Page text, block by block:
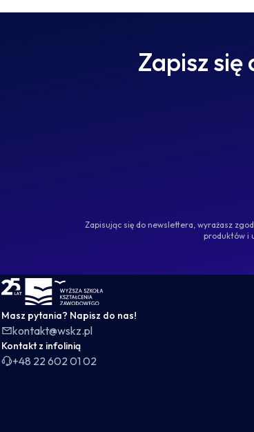
Zapisz się
Zapisując się do newslettera, wyrażasz
produktów i
WSKZ - strona główna
Masz pytania? Napisz do nas!
kontakt@wskz.pl
Kontakt z infolinią
+48 22 602 01 02